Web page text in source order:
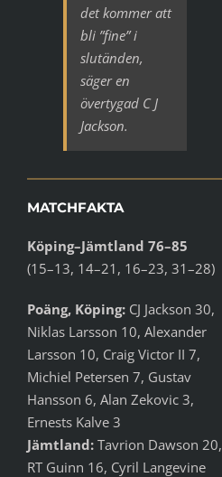
det kommer att
bli ”fine” i
slutänden,
säger en
övertygad C J
Jackson.
MATCHFAKTA
Köping–Jämtland 76–85
(15–13, 14–21, 16–23, 31–28)
Poäng, Köping: CJ Jackson 30,
Niklas Larsson 10, Alexander
Larsson 10, Craig Victor II 7,
Michiel Petersen 7, Gustav
Hansson 6, Alan Zekovic 3,
Ernests Kalve 3
Jämtland: Tavrion Dawson 20,
RT Guinn 16, Cyril Langevine